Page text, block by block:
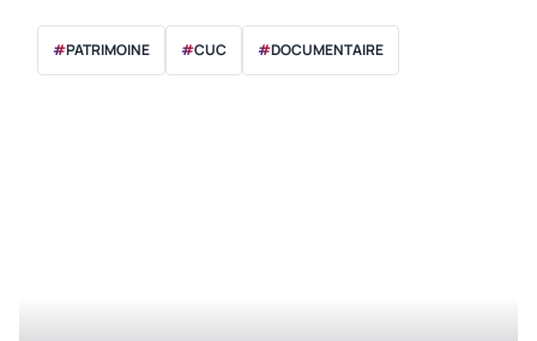
#PATRIMOINE #CUC #DOCUMENTAIRE